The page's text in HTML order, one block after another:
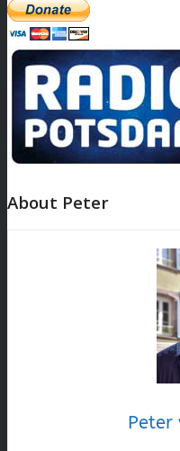
About Peter
Peter